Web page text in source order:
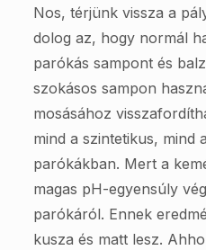
Nos, térjünk vissza a
dolog az, hogy normál
parókás sampont és
szokásos sampon
mosásához
mind a szintetikus, mind
parókákban. Mert a
magas pH-egyensúly
parókáról. Ennek
kusza és matt lesz.